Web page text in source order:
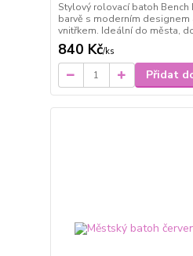
Stylový rolovací batoh Bench
barvě s moderním designem
vnitřkem. Ideální do města,
840 Kč/ks
Přidat